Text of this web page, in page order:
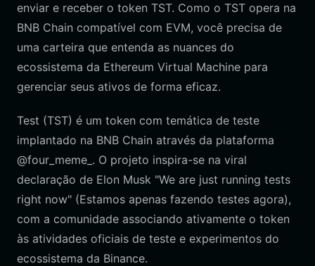
enviar e receber o token TST. Como o TST opera na
BNB Chain compatível com EVM, você precisa de
uma carteira que entenda as nuances do
ecossistema da Ethereum Virtual Machine para
gerenciar seus ativos de forma eficaz.
Test (TST) é um token com temática de teste
implantado na BNB Chain através da plataforma
@four_meme_. O projeto inspira-se na viral
declaração de Elon Musk "We are just running tests
right now" (Estamos apenas fazendo testes agora),
com a comunidade associando ativamente o token
às atividades oficiais de teste e experimentos do
ecossistema da Binance.